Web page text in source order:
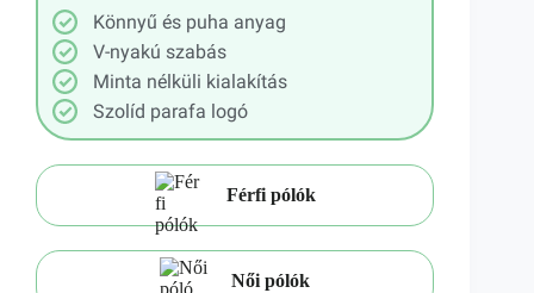
Könnyű és puha anyag
V-nyakú szabás
Minta nélküli kialakítás
Szolíd parafa logó
Férfi pólók
Női pólók